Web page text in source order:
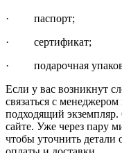
· паспорт;
· сертификат;
· подарочная
Если у вас возникнут
связаться с
подходящий
сайте. Уже через пару
чтобы уточнить